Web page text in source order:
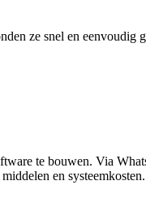
ze snel en eenvoudig
te bouwen. Via
en systeemkosten.